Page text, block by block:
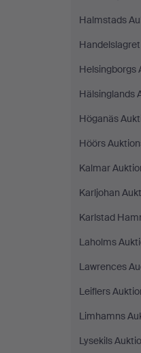
Halmstads
Helsingborgs
Hälsinglands
Höganäs
Höörs
Kalmar
Karljohan
Karlstad
Laholms
Lawrences
Leiflers
Limhamns
Lysekils